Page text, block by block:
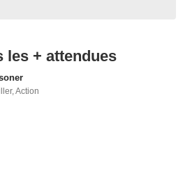
les + attendues
,Action